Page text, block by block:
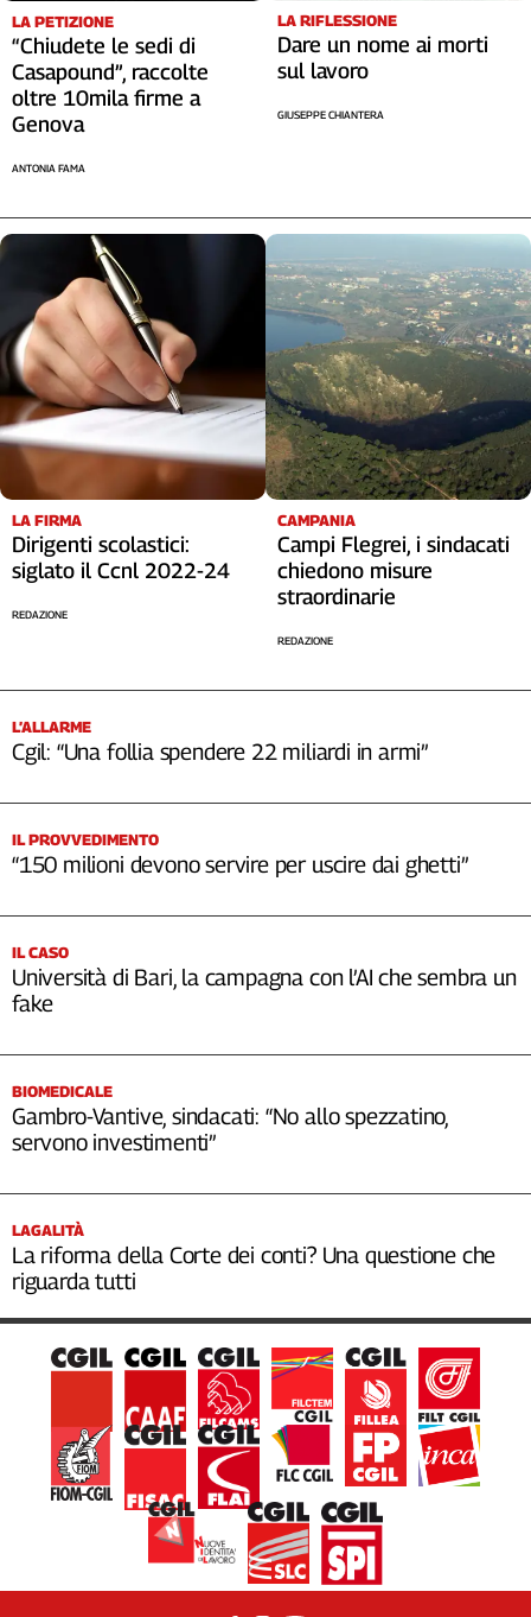
Cerca
Contatti
redazione
Newsletter
Social
LA PETIZIONE
“Chiudete le sedi di
Casapound”, raccolte
oltre 10mila firme a
Genova
ANTONIA FAMA
LA RIFLESSIONE
Dare un nome ai morti
sul lavoro
GIUSEPPE CHIANTERA
LA FIRMA
Dirigenti scolastici:
siglato il Ccnl 2022-24
REDAZIONE
CAMPANIA
Campi Flegrei, i sindacati
chiedono misure
straordinarie
REDAZIONE
L’ALLARME
Cgil: “Una follia spendere 22 miliardi in armi”
IL PROVVEDIMENTO
“150 milioni devono servire per uscire dai ghetti”
IL CASO
Università di Bari, la campagna con l’AI che sembra un
fake
BIOMEDICALE
Gambro-Vantive, sindacati: “No allo spezzatino,
servono investimenti”
LAGALITÀ
La riforma della Corte dei conti? Una questione che
riguarda tutti